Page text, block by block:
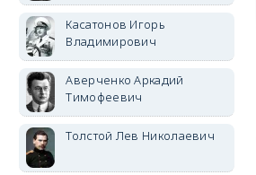
Касатонов Игорь
Владимирович
Аверченко Аркадий
Тимофеевич
Толстой Лев Николаевич